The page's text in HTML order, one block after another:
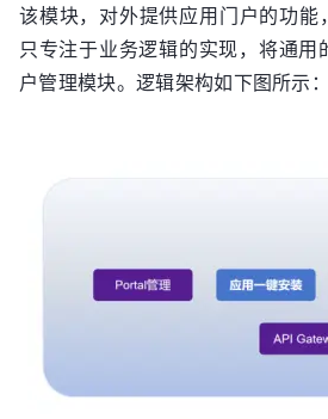
该模块，对外提供应用门户的功
只专注于业务逻辑的实现，将通
户管理模块。逻辑架构如下图所示：